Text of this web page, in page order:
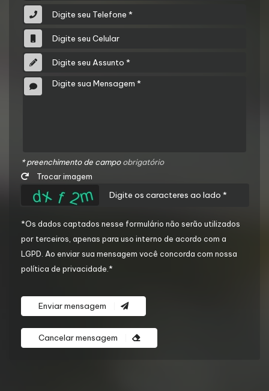
* preenchimento de campoobrigatório
Trocar imagem
*Os dados captados nesse formulário não serão utilizados
por terceiros, apenas para uso interno de acordo com a
LGPD . Ao enviar sua mensagem você concorda com nossa
política de privacidade.*
Enviar mensagem
Cancelar mensagem